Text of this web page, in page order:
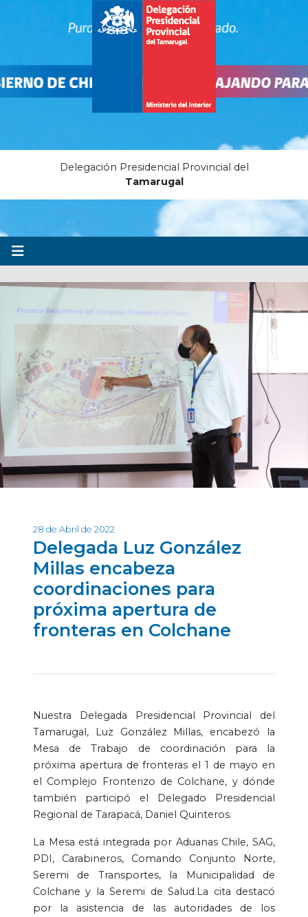
Delegación Presidencial Provincial del
Tamarugal
28 de Abril de 2022
Delegada Luz González
Millas encabeza
coordinaciones para
próxima apertura de
fronteras en Colchane
Nuestra Delegada Presidencial Provincial del
Tamarugal, Luz González Millas, encabezó la
Mesa de Trabajo de coordinación para la
próxima apertura de fronteras el 1 de mayo en
el Complejo Fronterizo de Colchane, y dónde
también participó el Delegado Presidencial
Regional de Tarapacá, Daniel Quinteros.
La Mesa está integrada por Aduanas Chile, SAG,
PDI, Carabineros, Comando Conjunto Norte,
Seremi de Transportes, la Municipalidad de
Colchane y la Seremi de Salud.La cita destacó
por la asistencia de las autoridades de los